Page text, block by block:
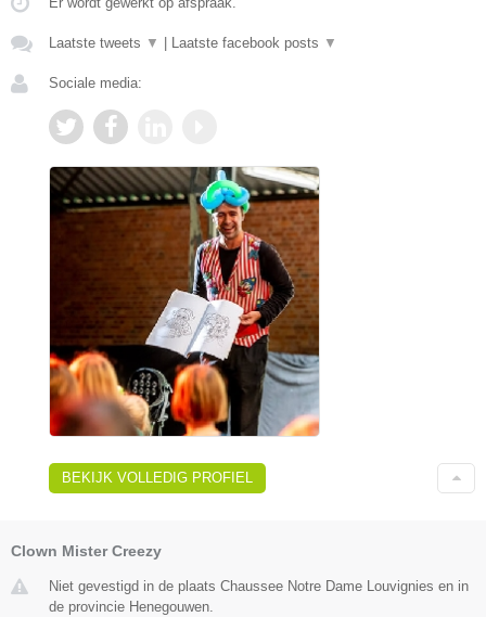
Laatste tweets ▼ Laatste facebook posts ▼
Sociale media:
BEKIJK VOLLEDIG PROFIEL
Clown Mister Creezy
Niet gevestigd in de plaats Chaussee Notre Dame Louvignies en in
de provincie Henegouwen.